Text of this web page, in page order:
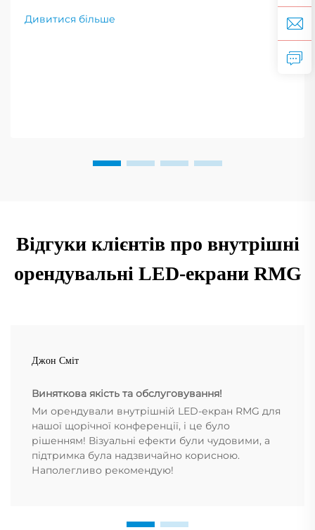
професійні поради щодо вибору оптимального
розширення для ваших потреб. Читайте зараз.
Дивитися більше
Відгуки клієнтів про внутрішні
орендувальні LED-екрани RMG
Джон Сміт
Виняткова якість та обслуговування!
Ми орендували внутрішній LED-екран RMG для
нашої щорічної конференції, і це було
рішенням! Візуальні ефекти були чудовими, а
підтримка була надзвичайно корисною.
Наполегливо рекомендую!